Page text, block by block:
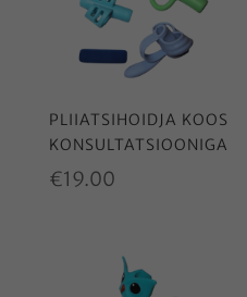
PLIIATSIHOIDJA KOOS
KONSULTATSIOONIGA
€19.00